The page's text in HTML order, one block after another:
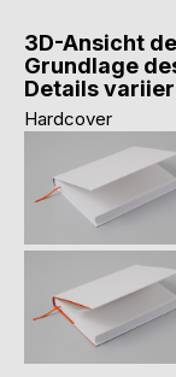
3D-Ansicht
Grundlage
Details
Hardcover